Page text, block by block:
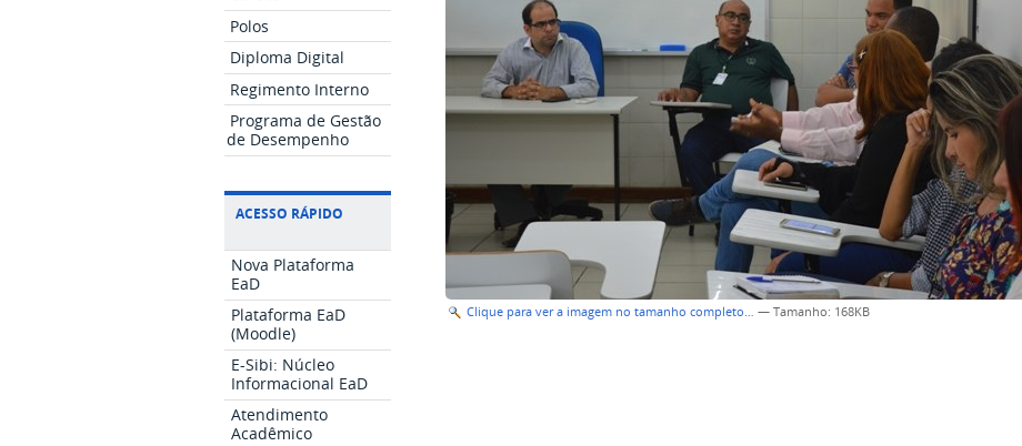
Polos
Diploma Digital
Regimento Interno
Programa de Gestão
de Desempenho
ACESSO RÁPIDO
Nova Plataforma
EaD
Plataforma EaD
(Moodle)
E-Sibi: Núcleo
Informacional EaD
Atendimento
Acadêmico
Clique para ver a imagem no tamanho completo… —Tamanho: 168KB